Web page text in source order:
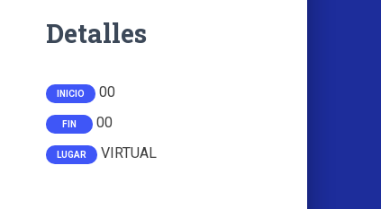
Detalles
INICIO 00
FIN 00
LUGAR VIRTUAL